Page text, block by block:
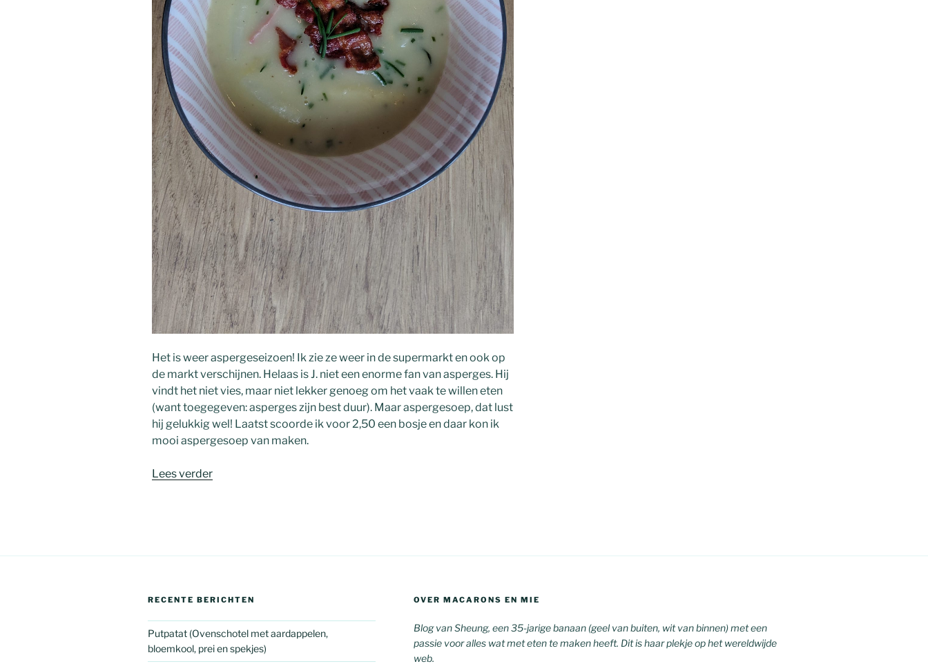
Het is weer aspergeseizoen! Ik zie ze weer in de supermarkt en ook op
de markt verschijnen. Helaas is J. niet een enorme fan van asperges. Hij
vindt het niet vies, maar niet lekker genoeg om het vaak te willen eten
(want toegegeven: asperges zijn best duur). Maar aspergesoep, dat lust
hij gelukkig wel! Laatst scoorde ik voor 2,50 een bosje en daar kon ik
mooi aspergesoep van maken.
Lees verder“Aspergesoep”
RECENTE BERICHTEN
Putpatat (Ovenschotel met aardappelen,
bloemkool, prei en spekjes)
OVER MACARONS EN MIE
Blog van Sheung, een 35-jarige banaan (geel van buiten, wit van binnen) met een
passie voor alles wat met eten te maken heeft. Dit is haar plekje op het wereldwijde
web.